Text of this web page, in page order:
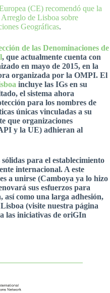
(CE) recomendó que la
de Lisboa sobre
Geográficas.
de las Denominaciones de
, que actualmente cuenta con
en mayo de 2015, en la
organizada por la OMPI. El
incluye las IGs en su
el sistema ahora
para los nombres de
únicas vinculadas a su
que organizaciones
y la UE) adhieran al
para el establecimiento
internacional. A este
a unirse (Camboya ya lo hizo
sus esfuerzos para
como una larga adhesión,
(visite nuestra página
las iniciativas de oriGIn